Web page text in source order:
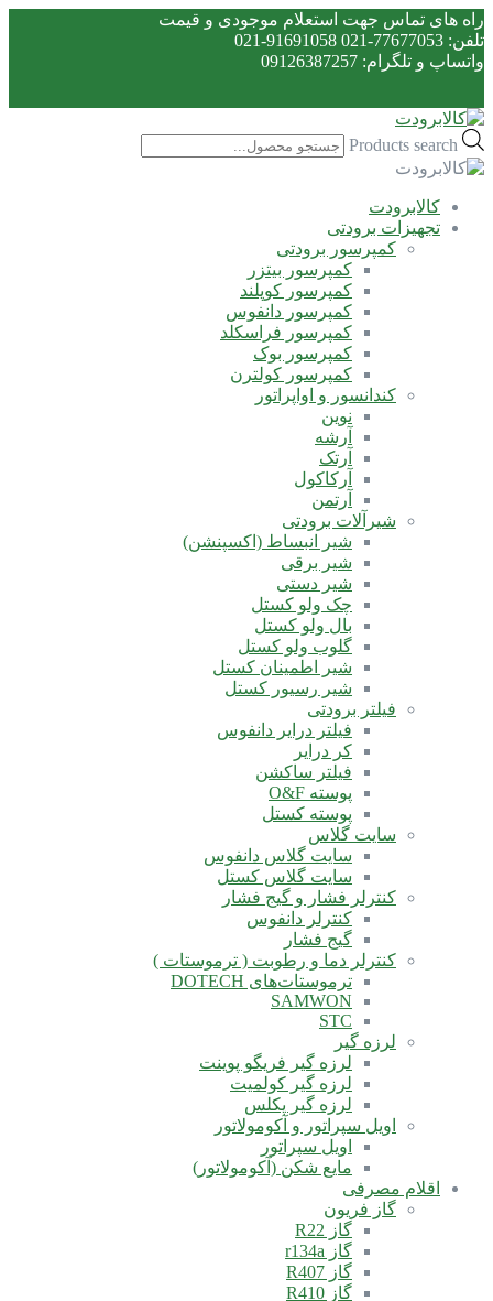
راه های تماس جهت استعلام موجودی و قیمت
تلفن: 77677053-021 91691058-021
واتساپ و تلگرام: 09126387257
Products search
کالابرودت
تجهیزات برودتی
کمپرسور برودتی
کمپرسور بیتزر
کمپرسور کوپلند
کمپرسور دانفوس
کمپرسور فراسکلد
کمپرسور بوک
کمپرسور کولترن
کندانسور و اواپراتور
نوین
آرشه
آرتک
آرکاکول
آرتمن
شیرآلات برودتی
شیر انبساط (اکسپنشن)
شیر برقی
شیر دستی
چک ولو کستل
بال ولو کستل
گلوب ولو کستل
شیر اطمینان کستل
شیر رسیور کستل
فیلتر برودتی
فیلتر درایر دانفوس
کر درایر
فیلتر ساکشن
پوسته O&F
پوسته کستل
سایت گلاس
سایت گلاس دانفوس
سایت گلاس کستل
کنترلر فشار و گیج فشار
کنترلر دانفوس
گیج فشار
کنترلر دما و رطوبت ( ترموستات )
ترموستات‌های DOTECH
SAMWON
STC
لرزه گیر
لرزه گیر فریگو پوینت
لرزه گیر کولمیت
لرزه گیر پکلس
اویل سپراتور و آکومولاتور
اویل سپراتور
مایع شکن (آکومولاتور)
اقلام مصرفی
گاز فریون
گاز R22
گاز r134a
گاز R407
گاز R410